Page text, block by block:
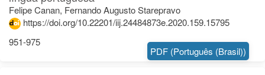
Felipe Canan, Fernando Augusto Starepravo
https://doi.org/10.22201/iij.24484873e.2020.159.15795
951-975
PDF (Português (Brasil))